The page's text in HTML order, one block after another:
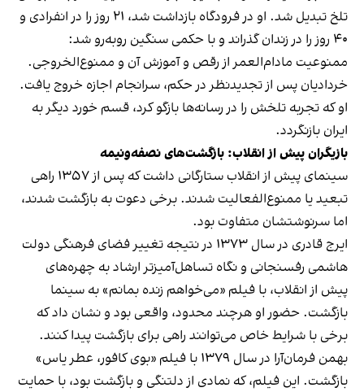
تلخ تبدیل شد. او در فرودگاه بازداشت شد، ۲۱ روز را در انفرادی و
۴۰ روز را در زندان گذراند و با حکمی سنگین روبه‌رو شد:
ممنوعیت مادام‌العمر از رقص و آموزش آن و ممنوع‌الخروجی.
خردادیان پس از تجدیدنظر در حکم، سرانجام اجازه خروج یافت.
او که تجربه تلخش را در رسانه‌ها بازگو کرد، قسم خورد دیگر به
ایران بازنگردد.
بازیگران پیش از انقلاب: بازگشت‌های نصفه‌ونیمه
سینمای پیش از انقلاب ستارگانی داشت که پس از ۱۳۵۷ راهی
تبعید یا ممنوع‌ا‌لفعالیت شدند. برخی دعوت به بازگشت شدند،
اما سرنوشتشان متفاوت بود.
ایرج قادری در سال ۱۳۷۳ در نتیجه تغییر فضای فرهنگی دولت
هاشمی رفسنجانی و نگاه تساهل‌آمیزتر ارشاد به چهره‌های
پیش از انقلاب، با فیلم «می‌خواهم زنده بمانم» به سینما
بازگشت. حضور او هرچند محدود، واقعی بود و نشان داد که
برخی با شرایط خاص می‌توانند راهی برای بازگشت پیدا کنند.
بهمن فرمان‌آرا در سال ۱۳۷۹ با فیلم «بوی کافور، عطر یاس»
بازگشت. این فیلم، که نمادی از دلتنگی و بازگشت بود، با حمایت